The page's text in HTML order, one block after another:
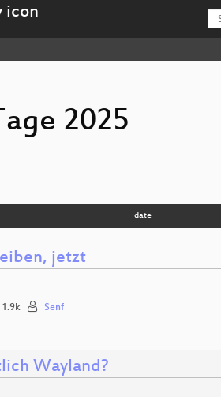
2025
date
jetzt
1.9k Senf
Wayland?